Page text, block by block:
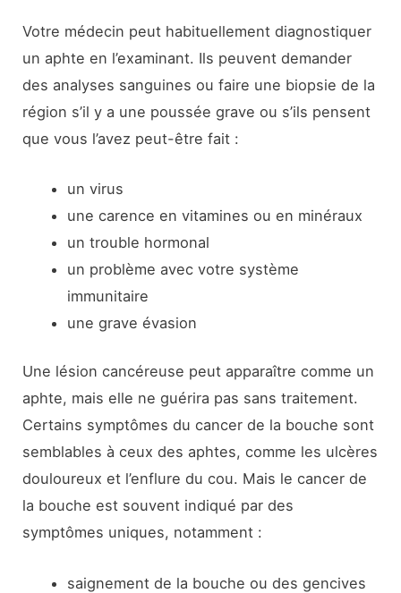
Votre médecin peut habituellement diagnostiquer
un aphte en l’examinant. Ils peuvent demander
des analyses sanguines ou faire une biopsie de la
région s’il y a une poussée grave ou s’ils pensent
que vous l’avez peut-être fait :
un virus
une carence en vitamines ou en minéraux
un trouble hormonal
un problème avec votre système
immunitaire
une grave évasion
Une lésion cancéreuse peut apparaître comme un
aphte, mais elle ne guérira pas sans traitement.
Certains symptômes du cancer de la bouche sont
semblables à ceux des aphtes, comme les ulcères
douloureux et l’enflure du cou. Mais le cancer de
la bouche est souvent indiqué par des
symptômes uniques, notamment :
saignement de la bouche ou des gencives